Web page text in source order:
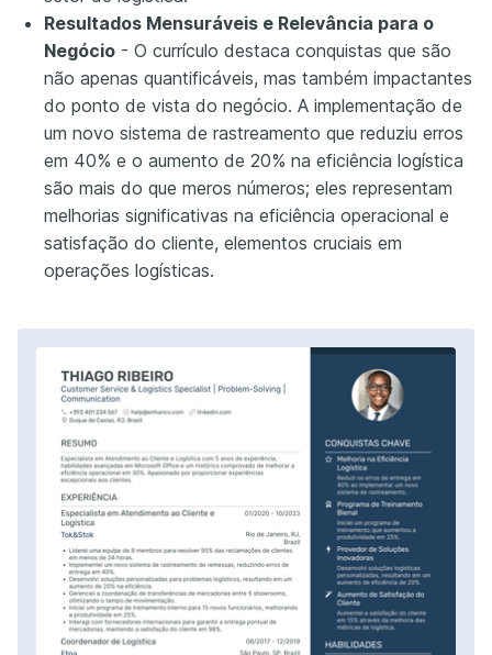
Resultados Mensuráveis e Relevância para o
Negócio - O currículo destaca conquistas que são
não apenas quantificáveis, mas também impactantes
do ponto de vista do negócio. A implementação de
um novo sistema de rastreamento que reduziu erros
em 40% e o aumento de 20% na eficiência logística
são mais do que meros números; eles representam
melhorias significativas na eficiência operacional e
satisfação do cliente, elementos cruciais em
operações logísticas.